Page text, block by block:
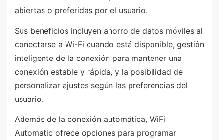
abiertas o preferidas por el usuario.
Sus beneficios incluyen ahorro de datos móviles al
conectarse a Wi-Fi cuando está disponible, gestión
inteligente de la conexión para mantener una
conexión estable y rápida, y la posibilidad de
personalizar ajustes según las preferencias del
usuario.
Además de la conexión automática, WiFi
Automatic ofrece opciones para programar